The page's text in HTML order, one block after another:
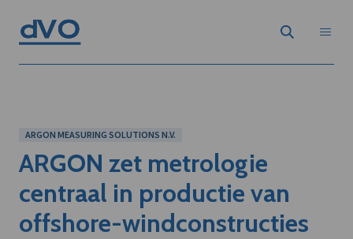
ARGON MEASURING SOLUTIONS N.V.
ARGON zet metrologie
centraal in productie van
offshore-windconstructies